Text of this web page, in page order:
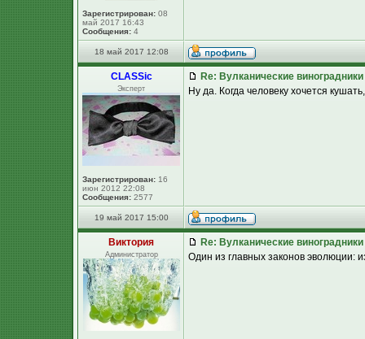
Зарегистрирован: 08
май 2017 16:43
Сообщения: 4
18 май 2017 12:08
CLASSic
Эксперт
Зарегистрирован: 16
июн 2012 22:08
Сообщения: 2577
Re: Вулканические
Ну да. Когда человеку хочется
19 май 2017 15:00
Виктория
Администратор
Re: Вулканические
Один из главных законов эволюции: